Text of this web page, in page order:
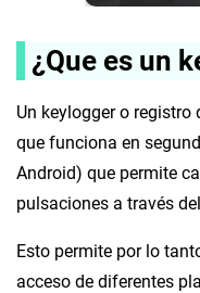
¿Que es un
Un keylogger o
que funciona en
Android) que permite
pulsaciones a través
Esto permite por lo
acceso de diferentes